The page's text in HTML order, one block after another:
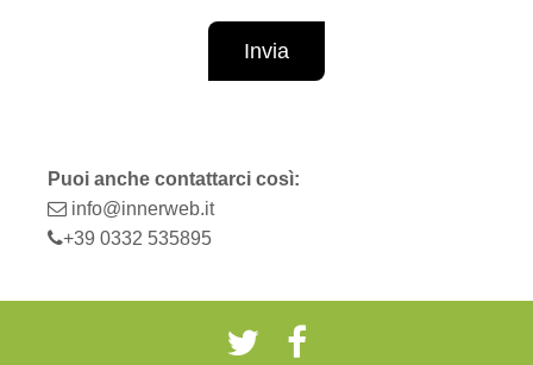
Invia
Puoi anche contattarci così:
info@innerweb.it
+39 0332 535895